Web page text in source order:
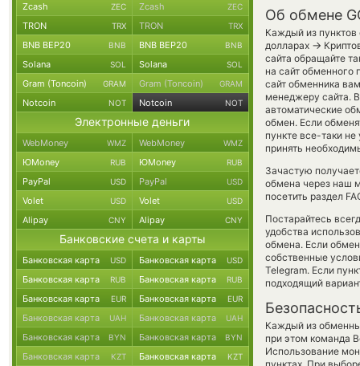
Об обмене
Каждый из пунктов
долларах →
сайта обращайте
на сайт обменного
сайт обменника
менеджеру сайта.
автоматические
обмен. Если
пункте все-таки
принять
Зачастую
обмена через наш
посетить раздел
Постарайтесь
удобства
обмена. Если
собственные
Telegram. Если
подходящий
Каждый из
при этом команда
Использование
Zcash ZEC Zcash ZEC
TRON TRX TRON TRX
BNB BEP20 BNB BNB BEP20 BNB
Solana SOL Solana SOL
Gram (Toncoin) GRAM Gram (Toncoin) GRAM
Notcoin NOT Notcoin NOT
Электронные деньги
WebMoney WMZ WebMoney WMZ
ЮMoney RUB ЮMoney RUB
PayPal USD PayPal USD
Volet USD Volet USD
Alipay CNY Alipay CNY
Банковские счета и карты
Банковская карта USD Банковская карта USD
Банковская карта RUB Банковская карта RUB
Банковская карта EUR Банковская карта EUR
Банковская карта UAH Банковская карта UAH
Банковская карта BYN Банковская карта BYN
Банковская карта KZT Банковская карта KZT